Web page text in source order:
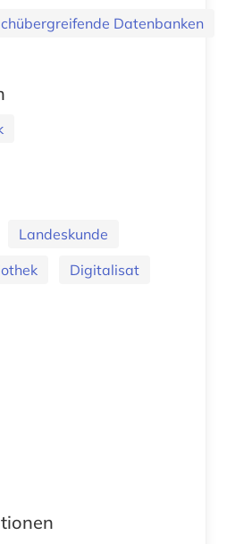
Datenbanken
Landeskunde
Digitalisat